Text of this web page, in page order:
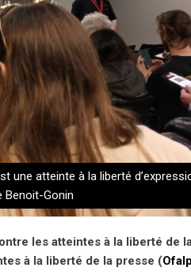
une atteinte à la liberté
Benoit-Gonin
les atteintes à la liberté de
à la liberté de la presse (Ofalp